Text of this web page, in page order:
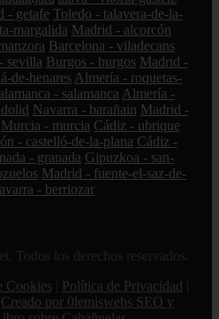
- getafe Toledo - talavera-de-la-
margalida Madrid - alcorcón
Barcelona - viladecans
sevilla Burgos - burgos Madrid -
de-henares Almería - roquetas-
- salamanca Almería -
Navarra - barañain Madrid -
Murcia - murcia Cádiz - ubrique
- castelló-de-la-plana Cádiz -
- granada Gipuzkoa - san-
Madrid - fuente-el-saz-de-
- berriozar
Todos los derechos reservados.
Cookies Política de Privacidad
Creado por 0lemiswebs SEO y